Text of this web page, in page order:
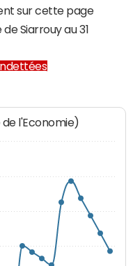
sur cette page
Siarrouy au 31
de l'Economie)